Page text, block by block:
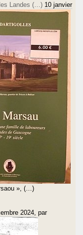
Landes (…) 10 janvier
», (…)
2024 , par